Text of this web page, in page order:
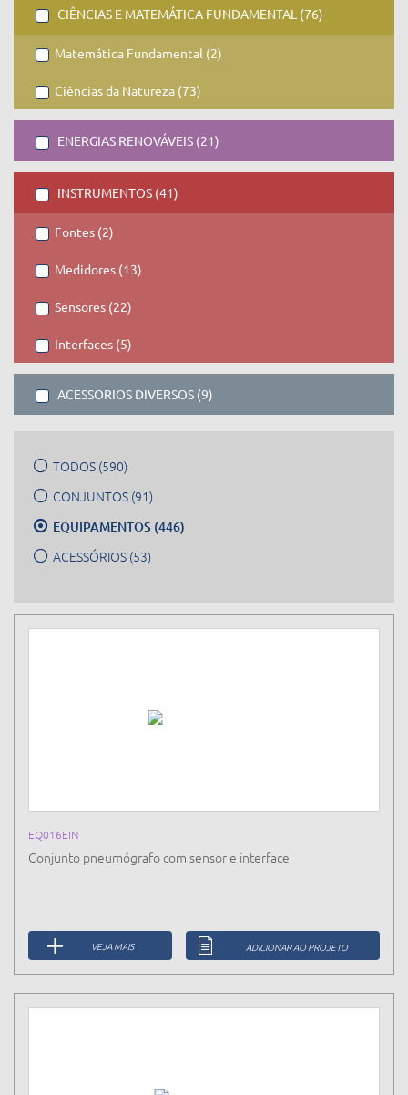
CIÊNCIAS E MATEMÁTICA FUNDAMENTAL (76)
Matemática Fundamental (2)
Ciências da Natureza (73)
ENERGIAS RENOVÁVEIS (21)
INSTRUMENTOS (41)
Fontes (2)
Medidores (13)
Sensores (22)
Interfaces (5)
ACESSORIOS DIVERSOS (9)
TODOS (590)
CONJUNTOS (91)
EQUIPAMENTOS (446)
ACESSÓRIOS (53)
EQ016EIN
Conjunto pneumógrafo com sensor e interface
VEJA MAIS ADICIONAR AO PROJETO